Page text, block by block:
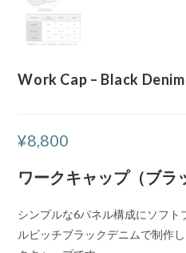
Work Cap – Black Denim
¥8,800
ワークキャップ（ブラ
シンプルな6パネル構成にソフ
ルビッチブラックデニムで制作